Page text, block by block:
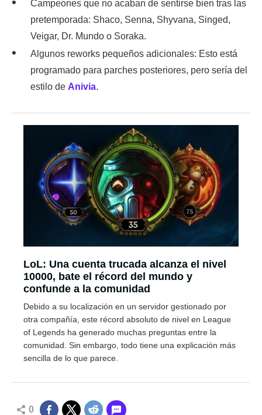
Campeones que no acaban de sentirse bien tras las
pretemporada: Shaco, Senna, Shyvana, Singed,
Veigar, Dr. Mundo o Soraka.
Algunos reworks pequeños adicionales: Esto está
programado para parches posteriores, pero sería del
estilo de Anivia.
LoL: Una cuenta trucada alcanza el nivel
10000, bate el récord del mundo y
confunde a la comunidad
Debido a su localización en un servidor gestionado por
otra compañía, este récord absoluto de nivel en League
of Legends ha generado muchas preguntas entre la
comunidad. Sin embargo, todo tiene una explicación más
sencilla de lo que parece.
0